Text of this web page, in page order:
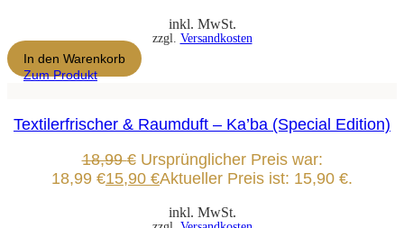
inkl. MwSt.
zzgl. Versandkosten
In den Warenkorb
Zum Produkt
Textilerfrischer & Raumduft – Ka’ba (Special Edition)
18,99€ Ursprünglicher Preis war:
18,99 €15,90 €Aktueller Preis ist: 15,90 €.
inkl. MwSt.